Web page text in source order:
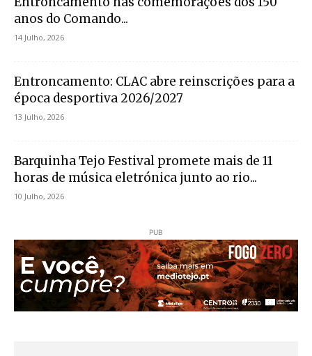
anos do Comando...
14 Julho, 2026
Entroncamento: CLAC abre reinscrições para a
época desportiva 2026/2027
13 Julho, 2026
Barquinha Tejo Festival promete mais de 11
horas de música eletrónica junto ao rio...
10 Julho, 2026
PUB